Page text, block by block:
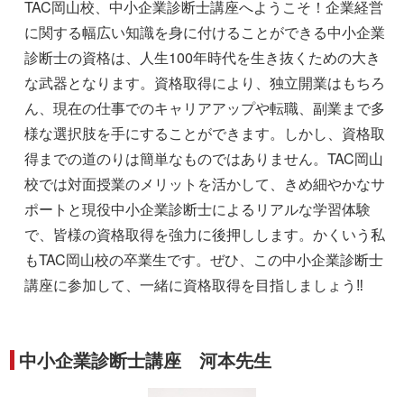
TAC岡山校、中小企業診断士講座へようこそ！企業経営
に関する幅広い知識を身に付けることができる中小企業
診断士の資格は、人生100年時代を生き抜くための大き
な武器となります。資格取得により、独立開業はもちろ
ん、現在の仕事でのキャリアアップや転職、副業まで多
様な選択肢を手にすることができます。しかし、資格取
得までの道のりは簡単なものではありません。TAC岡山
校では対面授業のメリットを活かして、きめ細やかなサ
ポートと現役中小企業診断士によるリアルな学習体験
で、皆様の資格取得を強力に後押しします。かくいう私
もTAC岡山校の卒業生です。ぜひ、この中小企業診断士
講座に参加して、一緒に資格取得を目指しましょう‼
中小企業診断士講座 河本先生